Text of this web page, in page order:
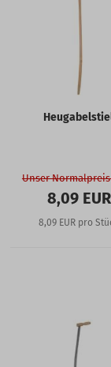
Unser Normalpreis
8,09 EUR
8,09 EUR pro